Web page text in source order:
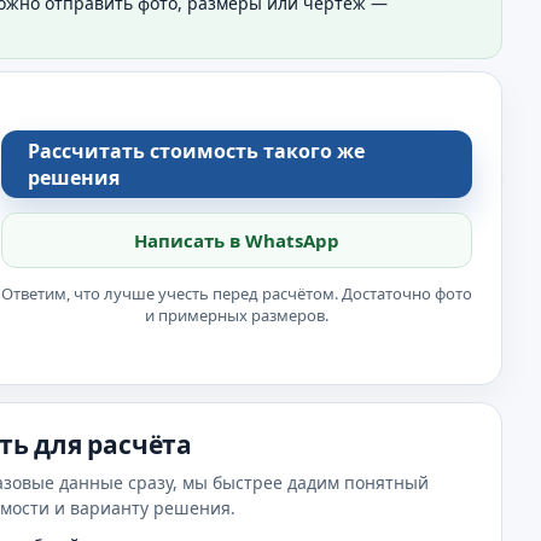
Рассчитать стоимость такого же
решения
Написать в WhatsApp
Ответим, что лучше учесть перед расчётом. Достаточно фото
и примерных размеров.
для расчёта
данные сразу, мы быстрее дадим понятный
и варианту решения.